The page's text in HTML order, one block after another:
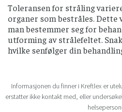
Toleransen for stråling
organer som bestråles.
man bestemmer seg for
utforming av strålefeltet.
hvilke senfølger din
Informasjonen du finner i Kreftlex er
erstatter ikke kontakt med, eller